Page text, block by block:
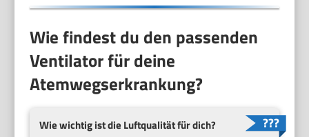
Wie findest du den passenden
Ventilator für deine
Atemwegserkrankung?
Wie wichtig ist die Luftqualität für dich?